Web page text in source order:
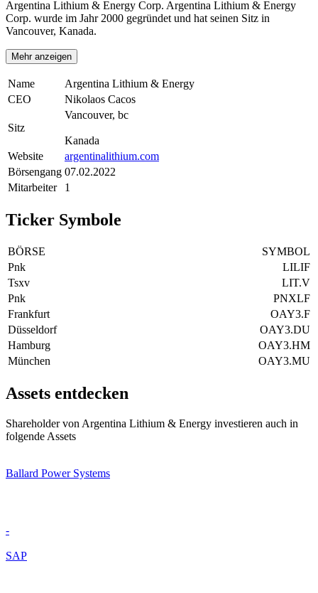
Argentina Lithium & Energy Corp. Argentina Lithium & Energy
Corp. wurde im Jahr 2000 gegründet und hat seinen Sitz in
Vancouver, Kanada.
Mehr anzeigen
Name
Argentina Lithium & Energy
CEO
Nikolaos Cacos
Sitz
Vancouver, bc
Kanada
Website
argentinalithium.com
Börsengang 07.02.2022
Mitarbeiter
1
Ticker Symbole
BÖRSE
SYMBOL
Pnk
LILIF
Tsxv
LIT.V
Pnk
PNXLF
Frankfurt
OAY3.F
Düsseldorf
OAY3.DU
Hamburg
OAY3.HM
München
OAY3.MU
Assets entdecken
Shareholder von Argentina Lithium & Energy investieren auch in
folgende Assets
Ballard Power Systems
-
SAP